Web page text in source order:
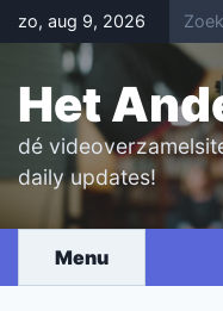
Skip
to
content
zo, aug 9, 2026
Het
dé
daily updates!
Menu